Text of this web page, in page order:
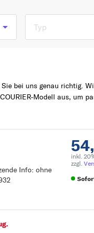
Typ
bei uns genau richtig.
Modell aus, um
inkl.
zzgl.
Info: ohne